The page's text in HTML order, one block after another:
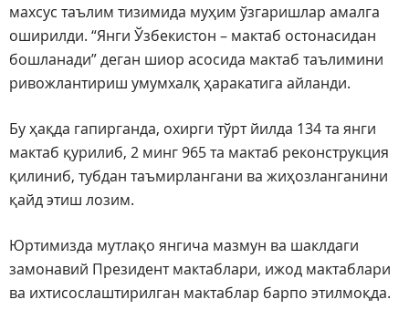
махсус таълим тизимида муҳим ўзгаришлар амалга
оширилди. “Янги Ўзбекистон – мактаб остонасидан
бошланади” деган шиор асосида мактаб таълимини
ривожлантириш умумхалқ ҳаракатига айланди.
Бу ҳақда гапирганда, охирги тўрт йилда 134 та янги
мактаб қурилиб, 2 минг 965 та мактаб реконструкция
қилиниб, тубдан таъмирлангани ва жиҳозланганини
қайд этиш лозим.
Юртимизда мутлақо янгича мазмун ва шаклдаги
замонавий Президент мактаблари, ижод мактаблари
ва ихтисослаштирилган мактаблар барпо этилмоқда.